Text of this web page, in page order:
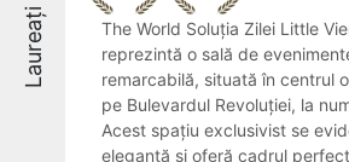
Laureați
The World Soluția Zilei Little
reprezintă o sală de
remarcabilă, situată în centrul
pe Bulevardul Revoluției, la
Acest spațiu exclusivist se
eleganță și oferă cadrul